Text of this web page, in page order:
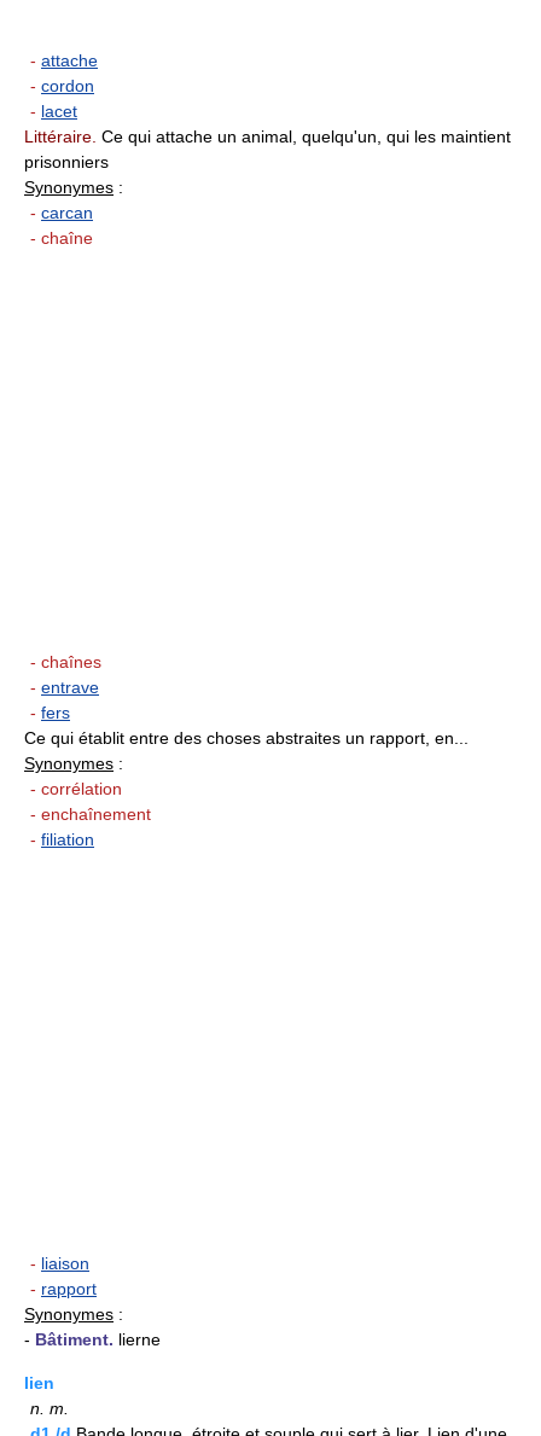
- attache
- cordon
- lacet
Littéraire. Ce qui attache un animal, quelqu'un, qui les maintient
prisonniers
Synonymes :
- carcan
- chaîne
- chaînes
- entrave
- fers
Ce qui établit entre des choses abstraites un rapport, en...
Synonymes :
- corrélation
- enchaînement
- filiation
- liaison
- rapport
Synonymes :
- Bâtiment. lierne
lien
n. m.